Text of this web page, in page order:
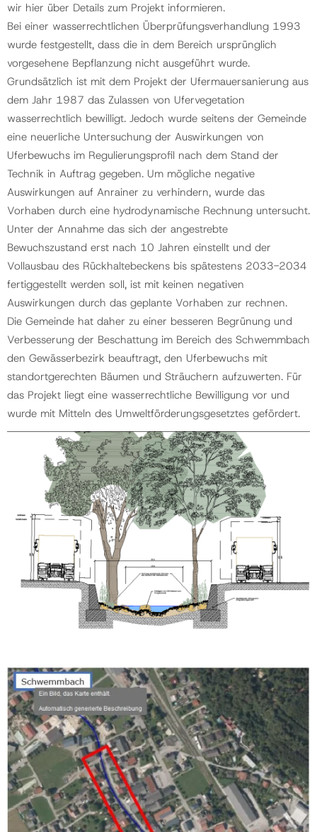
wir hier über Details zum Projekt informieren.
Bei einer wasserrechtlichen Überprüfungsverhandlung 1993
wurde festgestellt, dass die in dem Bereich ursprünglich
vorgesehene Bepflanzung nicht ausgeführt wurde.
Grundsätzlich ist mit dem Projekt der Ufermauersanierung aus
dem Jahr 1987 das Zulassen von Ufervegetation
wasserrechtlich bewilligt. Jedoch wurde seitens der Gemeinde
eine neuerliche Untersuchung der Auswirkungen von
Uferbewuchs im Regulierungsprofil nach dem Stand der
Technik in Auftrag gegeben. Um mögliche negative
Auswirkungen auf Anrainer zu verhindern, wurde das
Vorhaben durch eine hydrodynamische Rechnung untersucht.
Unter der Annahme das sich der angestrebte
Bewuchszustand erst nach 10 Jahren einstellt und der
Vollausbau des Rückhaltebeckens bis spätestens 2033-2034
fertiggestellt werden soll, ist mit keinen negativen
Auswirkungen durch das geplante Vorhaben zur rechnen.
Die Gemeinde hat daher zu einer besseren Begrünung und
Verbesserung der Beschattung im Bereich des Schwemmbach
den Gewässerbezirk beauftragt, den Uferbewuchs mit
standortgerechten Bäumen und Sträuchern aufzuwerten. Für
das Projekt liegt eine wasserrechtliche Bewilligung vor und
wurde mit Mitteln des Umweltförderungsgesetztes gefördert.